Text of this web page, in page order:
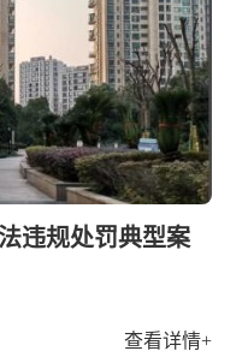
违规处罚典型案
查看详情+